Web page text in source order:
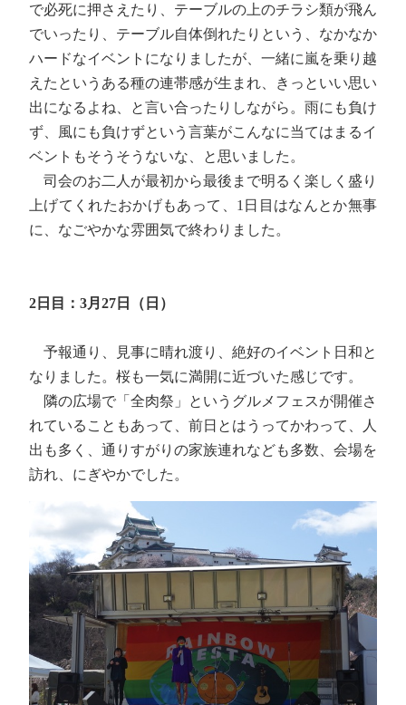
で必死に押さえたり、テーブルの上のチラシ類が飛ん
でいったり、テーブル自体倒れたりという、なかなか
ハードなイベントになりましたが、一緒に嵐を乗り越
えたというある種の連帯感が生まれ、きっといい思い
出になるよね、と言い合ったりしながら。雨にも負け
ず、風にも負けずという言葉がこんなに当てはまるイ
ベントもそうそうないな、と思いました。
司会のお二人が最初から最後まで明るく楽しく盛り
上げてくれたおかげもあって、1日目はなんとか無事
に、なごやかな雰囲気で終わりました。
2日目：3月27日（日）
予報通り、見事に晴れ渡り、絶好のイベント日和と
なりました。桜も一気に満開に近づいた感じです。
隣の広場で「全肉祭」というグルメフェスが開催さ
れていることもあって、前日とはうってかわって、人
出も多く、通りすがりの家族連れなども多数、会場を
訪れ、にぎやかでした。